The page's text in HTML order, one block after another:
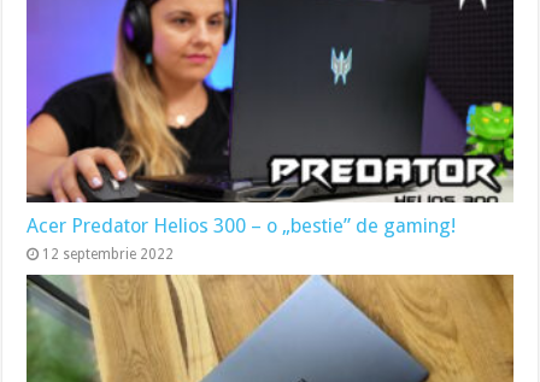
Acer Predator Helios 300 – o „bestie” de gaming!
12 septembrie 2022